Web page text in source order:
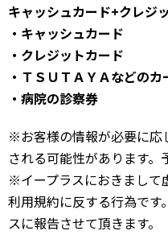
キャッシュカード+クレジ
・キャッシュカード
・クレジットカード
・ＴＳＵＴＡＹＡなどのカ
・病院の診察券
※お客様の情報が必要に応
される可能性があります。
※イープラスにおきまして
利用規約に反する行為です
スに報告させて頂きます。